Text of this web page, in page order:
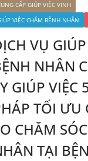
CẤP GIÚP VIỆC VINH
VIỆC CHĂM BỆNH NHÂN
VỤ
NHÂN
GIÚP VIỆC
TỐI ƯU
CHĂM
TẠI